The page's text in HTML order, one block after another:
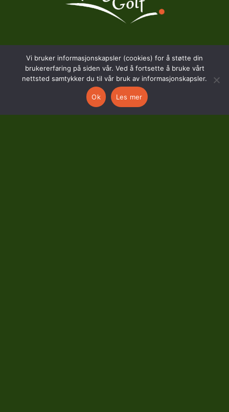
BESØKSADRESSE
Hostvedtveien 130
3618 Skollenborg
Vi bruker informasjonskapsler (cookies) for å støtte din
brukererfaring på siden vår. Ved å fortsette å bruke vårt
nettsted samtykker du til vår bruk av informasjonskapsler.
Ok Les mer